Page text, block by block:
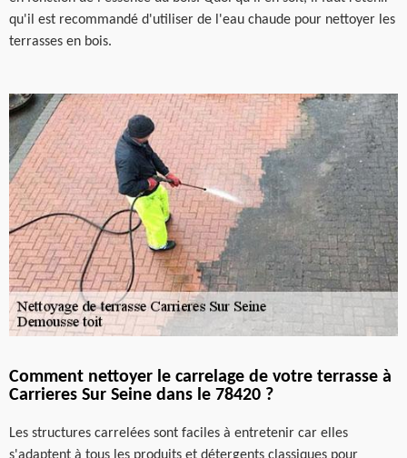
qu'il est recommandé d'utiliser de l'eau chaude pour nettoyer les
terrasses en bois.
Comment nettoyer le carrelage de votre terrasse à
Carrieres Sur Seine dans le 78420 ?
Les structures carrelées sont faciles à entretenir car elles